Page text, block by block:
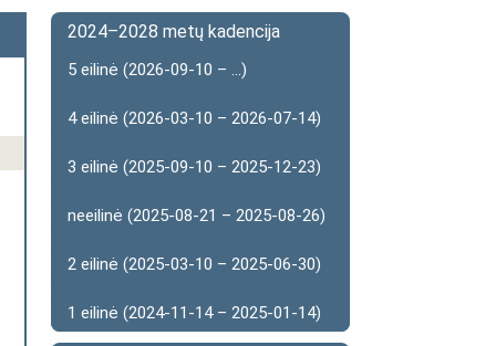
2024–2028 metų kadencija
5 eilinė (2026-09-10 – ...)
4 eilinė (2026-03-10 – 2026-07-14)
3 eilinė (2025-09-10 – 2025-12-23)
neeilinė (2025-08-21 – 2025-08-26)
2 eilinė (2025-03-10 – 2025-06-30)
1 eilinė (2024-11-14 – 2025-01-14)